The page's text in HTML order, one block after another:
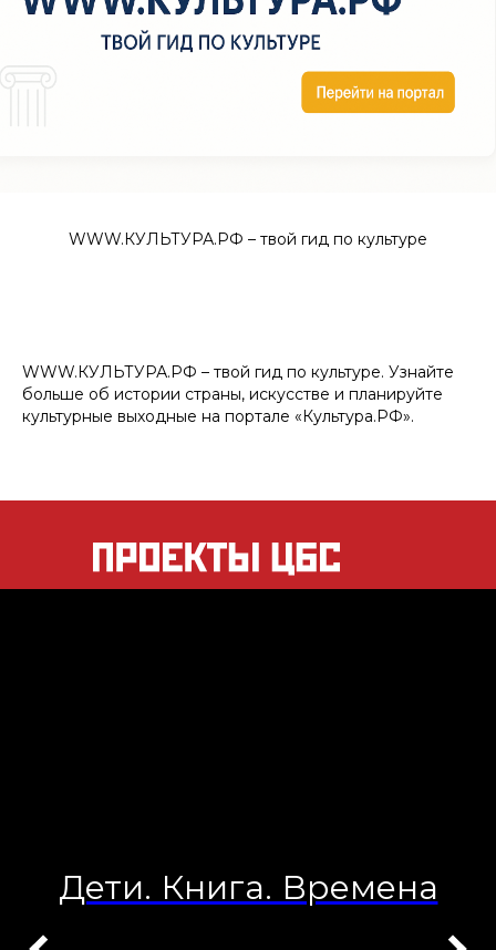
WWW.КУЛЬТУРА.РФ – твой гид по культуре
WWW.КУЛЬТУРА.РФ – твой гид по культуре. Узнайте
больше об истории страны, искусстве и планируйте
культурные выходные на портале «Культура.РФ».
Дети. Книга. Времена